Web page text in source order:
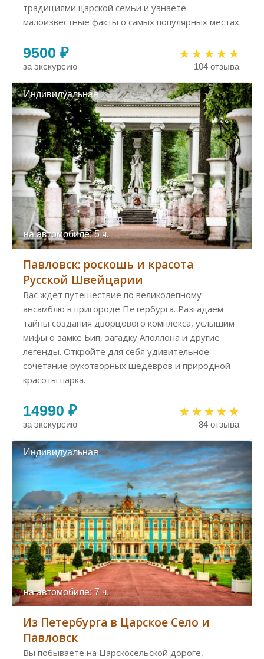
традициями царской семьи и узнаете
малоизвестные факты о самых популярных местах.
9500 ₽
за экскурсию 104 отзыва
Индивидуальная
на автомобиле: 5 ч.
Павловск: роскошь и красота
Русской Швейцарии
Вас ждет путешествие по великолепному
ансамблю в пригороде Петербурга. Разгадаем
тайны создания дворцового комплекса, услышим
мифы о замке Бип, загадку Аполлона и другие
легенды. Откройте для себя удивительное
сочетание рукотворных шедевров и природной
красоты парка.
14990 ₽
за экскурсию 84 отзыва
Индивидуальная
на автомобиле: 7 ч.
Из Петербурга в Царское Село и
Павловск
Вы побываете на Царскосельской дороге,